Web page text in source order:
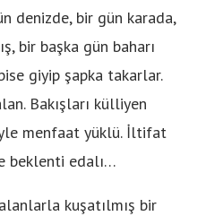
denizde, bir gün karada,
bir başka gün baharı
giyip şapka takarlar.
Bakışları külliyen
menfaat yüklü. İltifat
beklenti edalı…
kuşatılmış bir